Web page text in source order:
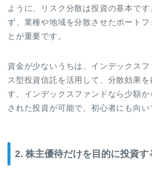
ように、リスク分散は投資の基本で
ず、業種や地域を分散させたポートフ
とが重要です。
資金が少ないうちは、インデックスフ
ス型投資信託を活用して、分散効果
す。インデックスファンドなら少額か
された投資が可能で、初心者にも向い
2. 株主優待だけを目的に投資す